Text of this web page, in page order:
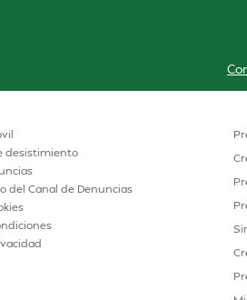
desistimiento
del Canal de Denuncias